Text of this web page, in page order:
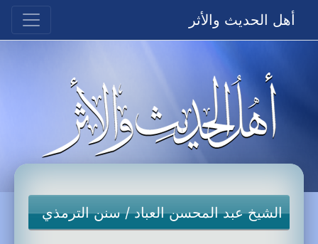
أهل الحديث والأثر
الشيخ عبد المحسن العباد/سنن الترمذي